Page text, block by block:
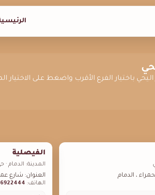
باختيار الفرع الأقرب واضغط على
، الدمام
الفيصلية
المدينة: الدمام ·
العنوان: شارع
الهاتف: